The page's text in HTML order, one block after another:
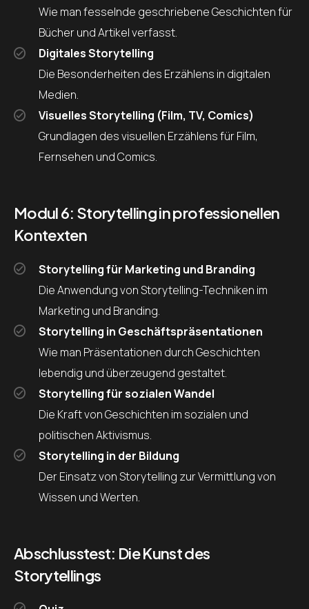
Wie man fesselnde geschriebene Geschichten für
Bücher und Artikel verfasst.
Digitales Storytelling
Die Besonderheiten des Erzählens in digitalen
Medien.
Visuelles Storytelling (Film, TV, Comics)
Grundlagen des visuellen Erzählens für Film,
Fernsehen und Comics.
Modul 6: Storytelling in professionellen
Kontexten
Storytelling für Marketing und Branding
Die Anwendung von Storytelling-Techniken im
Marketing und Branding.
Storytelling in Geschäftspräsentationen
Wie man Präsentationen durch Geschichten
lebendig und überzeugend gestaltet.
Storytelling für sozialen Wandel
Die Kraft von Geschichten im sozialen und
politischen Aktivismus.
Storytelling in der Bildung
Der Einsatz von Storytelling zur Vermittlung von
Wissen und Werten.
Abschlusstest: Die Kunst des
Storytellings